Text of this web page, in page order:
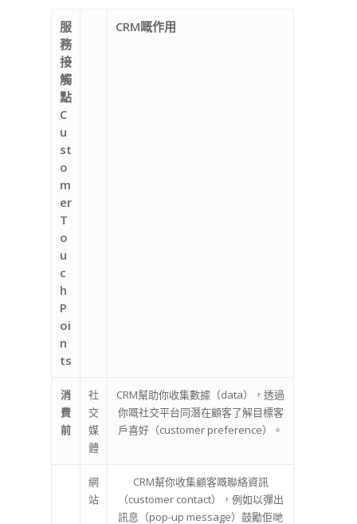
服
務
接
觸
點
C
u
st
o
m
er
T
o
u
c
h
P
oi
n
ts
CRM嘅作用
消
費
前
社
交
媒
體
CRM幫助你收集數據（data），透過
你嘅社交平台同潛在顧客了解目標客
戶喜好（customer preference）。
網
站
CRM幫你收集顧客嘅聯絡資訊
（customer contact），例如以彈出
訊息（pop-up message）鼓勵佢哋